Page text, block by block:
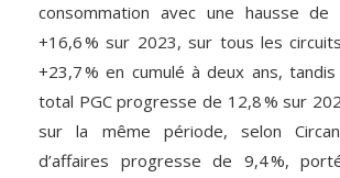
consommation avec une hausse
+16,6 % sur 2023, sur tous les
+23,7 % en cumulé à deux ans,
total PGC progresse de 12,8 % sur
sur la même période, selon
d’affaires progresse de 9,4 %,